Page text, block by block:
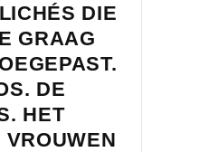
DIE
GRAAG
DE
HET